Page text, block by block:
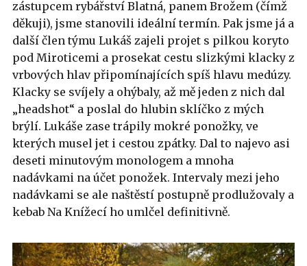
zástupcem rybářství Blatná, panem Brožem (čímž
děkuji), jsme stanovili ideální termín. Pak jsme já a
další člen týmu Lukáš zajeli projet s pilkou koryto
pod Miroticemi a prosekat cestu slizkými klacky z
vrbových hlav připomínajících spíš hlavu medúzy.
Klacky se svíjely a ohýbaly, až mě jeden z nich dal
„headshot“ a poslal do hlubin sklíčko z mých
brýlí. Lukáše zase trápily mokré ponožky, ve
kterých musel jet i cestou zpátky. Dal to najevo asi
deseti minutovým monologem a mnoha
nadávkami na účet ponožek. Intervaly mezi jeho
nadávkami se ale naštěstí postupně prodlužovaly a
kebab Na Knížecí ho umlčel definitivně.